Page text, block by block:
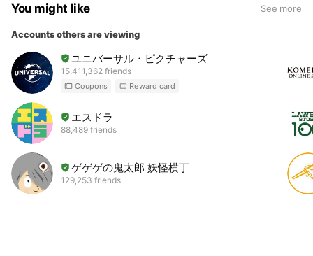
You might like See more
Accounts others are viewing
ユニバーサル・ピクチャーズ
15,411,362 friends
Coupons Reward card
エスドラ
88,489 friends
ゲゲゲの鬼太郎 妖怪横丁
129,253 friends